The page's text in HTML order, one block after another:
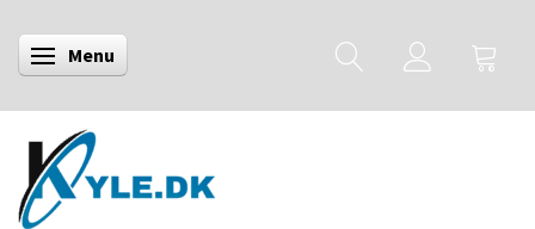
Skifte navigation
Menu